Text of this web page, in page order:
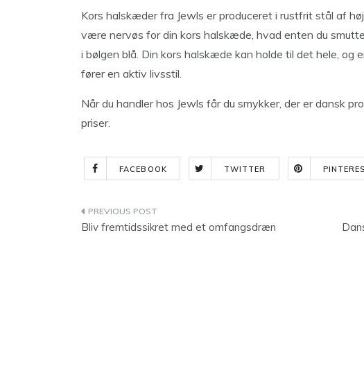
Kors halskæder fra Jewls er produceret i rustfrit stål af
være nervøs for din kors halskæde, hvad enten du
i bølgen blå. Din kors halskæde kan holde til det hele, og
fører en aktiv livsstil.
Når du handler hos Jewls får du smykker, der er dansk
priser.
FACEBOOK TWITTER
Indlægsnavigation
Bliv fremtidssikret med et omfangsdræn